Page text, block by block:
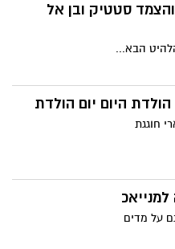
סטטיק ובן אל
הבא...
הולדת היום יום הולדת
חוגגת
על מדים